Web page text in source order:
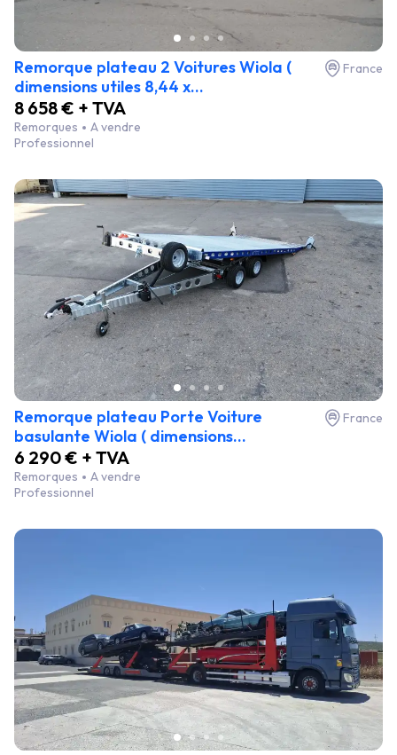
Remorque plateau 2 Voitures Wiola (
dimensions utiles 8,44 x...
France
8 658 € + TVA
Remorques
A vendre
Professionnel
Remorque plateau Porte Voiture
basulante Wiola ( dimensions...
France
6 290 € + TVA
Remorques
A vendre
Professionnel